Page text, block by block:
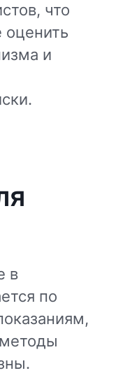
что
оценить
и
в
по